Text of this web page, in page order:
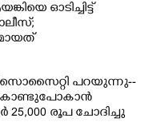
ഓടിച്ചിട്ട്
സൊസൈറ്റി പറയുന്നു--
രൂപ ചോദിച്ചു